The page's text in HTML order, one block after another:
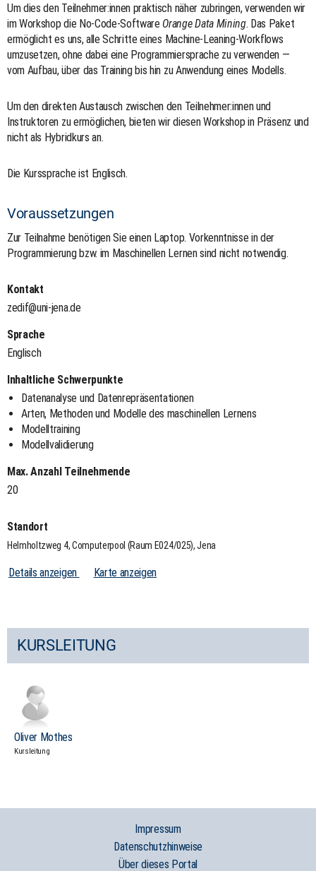
Um dies den Teilnehmer:innen praktisch näher zubringen, verwenden wir
im Workshop die No-Code-Software Orange Data Mining. Das Paket
ermöglicht es uns, alle Schritte eines Machine-Leaning-Workflows
umzusetzen, ohne dabei eine Programmiersprache zu verwenden —
vom Aufbau, über das Training bis hin zu Anwendung eines Modells.
Um den direkten Austausch zwischen den Teilnehmer:innen und
Instruktoren zu ermöglichen, bieten wir diesen Workshop in Präsenz und
nicht als Hybridkurs an.
Die Kurssprache ist Englisch.
Voraussetzungen
Zur Teilnahme benötigen Sie einen Laptop. Vorkenntnisse in der
Programmierung bzw. im Maschinellen Lernen sind nicht notwendig.
Kontakt
zedif@uni-jena.de
Sprache
Englisch
Inhaltliche Schwerpunkte
Datenanalyse und Datenrepräsentationen
Arten, Methoden und Modelle des maschinellen Lernens
Modelltraining
Modellvalidierung
Max. Anzahl Teilnehmende
20
Standort
Helmholtzweg 4, Computerpool (Raum E024/025), Jena
Details anzeigen Karte anzeigen
KURSLEITUNG
Oliver Mothes
Kursleitung
Impressum
Datenschutzhinweise
Über dieses Portal